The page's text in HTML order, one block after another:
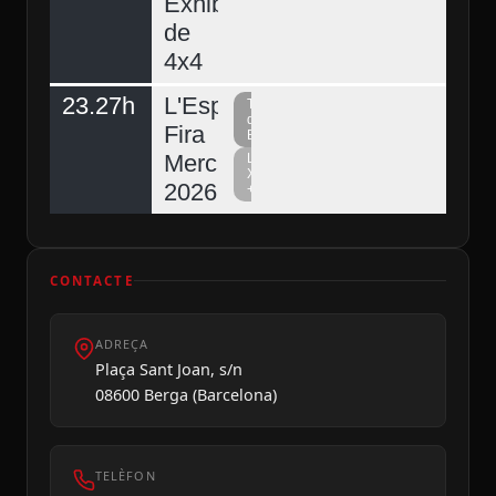
de
4x4
23.27h
L'Espunyola,
Fira
Mercat
2026
Televisió
del
Berguedà
La
Xarxa
+
CONTACTE
ADREÇA
Plaça Sant Joan, s/n
08600 Berga (Barcelona)
TELÈFON